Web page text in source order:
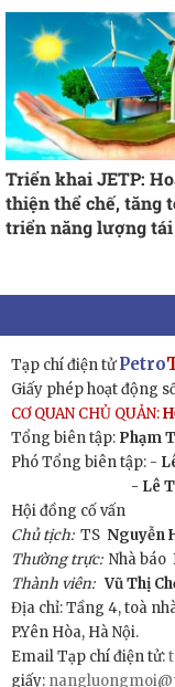
Triển khai JETP:
thiện thể chế, tăng
triển năng lượng
Tạp chí điện tửPetro
Giấy phép hoạt động
CƠ QUAN CHỦ QUẢN:
Tổng biên tập: Phạm
Phó Tổng biên tập: -
- Lê
Hội đồng cố vấn
Chủ tịch:TS Nguyễn
Thường trực: Nhà báo
Thành viên: Vũ Thị
Địa chỉ: Tầng 4, toà
P.Yên Hòa, Hà Nội.
Email Tạp chí điện tử:
giấy: